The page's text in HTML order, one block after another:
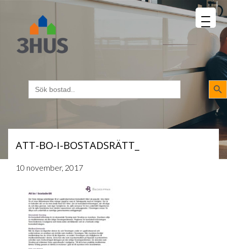
Sök
efter:
ATT-BO-I-BOSTADSRÄTT_
10 november, 2017
MENU